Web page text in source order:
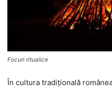
Focuri ritualice
În cultura tradițională